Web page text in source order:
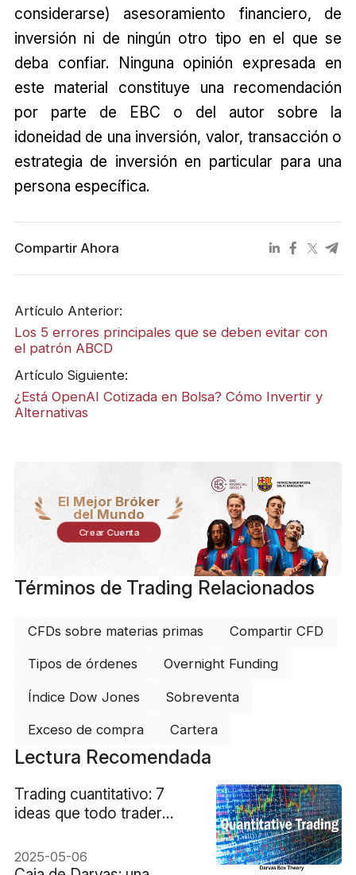
considerarse) asesoramiento financiero, de
inversión ni de ningún otro tipo en el que se
deba confiar. Ninguna opinión expresada en
este material constituye una recomendación
por parte de EBC o del autor sobre la
idoneidad de una inversión, valor, transacción o
estrategia de inversión en particular para una
persona específica.
Compartir Ahora
Artículo Anterior:
Los 5 errores principales que se deben evitar con
el patrón ABCD
Artículo Siguiente:
¿Está OpenAI Cotizada en Bolsa? Cómo Invertir y
Alternativas
El Mejor Bróker
del Mundo
Crear Cuenta
Términos de Trading Relacionados
CFDs sobre materias primas Compartir CFD
Tipos de órdenes Overnight Funding
Índice Dow Jones Sobreventa
Exceso de compra Cartera
Lectura Recomendada
Trading cuantitativo: 7
ideas que todo trader
2025-05-06